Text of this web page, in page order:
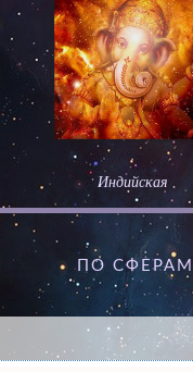
Индийская
ПО